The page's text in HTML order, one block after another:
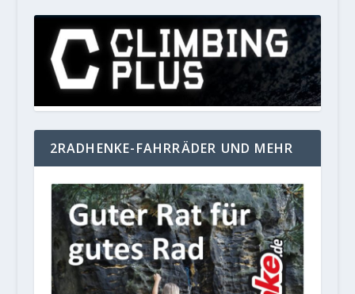
2RADHENKE-FAHRRÄDER UND MEHR